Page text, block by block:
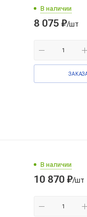
В наличии
8 075 ₽/шт
В наличии
10 870 ₽/шт